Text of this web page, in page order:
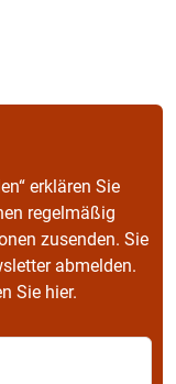
erklären Sie
regelmäßig
zusenden. Sie
abmelden.
Sie hier.